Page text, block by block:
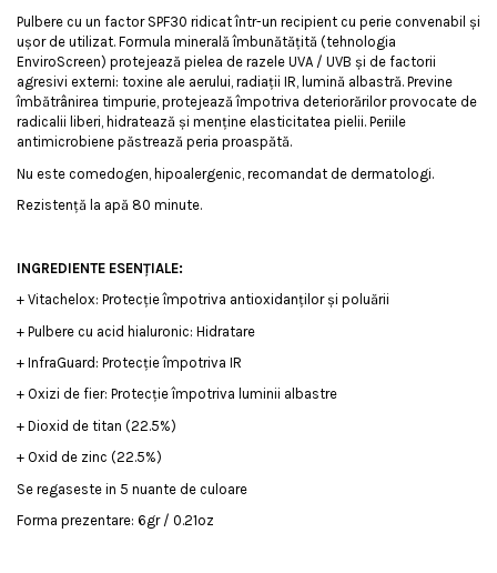
Pulbere cu un factor SPF30 ridicat într-un recipient cu perie convenabil și
ușor de utilizat. Formula minerală îmbunătățită (tehnologia
EnviroScreen) protejează pielea de razele UVA / UVB și de factorii
agresivi externi: toxine ale aerului, radiații IR, lumină albastră. Previne
îmbătrânirea timpurie, protejează împotriva deteriorărilor provocate de
radicalii liberi, hidratează și menține elasticitatea pielii. Periile
antimicrobiene păstrează peria proaspătă.
Nu este comedogen, hipoalergenic, recomandat de dermatologi.
Rezistență la apă 80 minute.
INGREDIENTE ESENȚIALE:
+ Vitachelox: Protecție împotriva antioxidanților și poluării
+ Pulbere cu acid hialuronic: Hidratare
+ InfraGuard: Protecție împotriva IR
+ Oxizi de fier: Protecție împotriva luminii albastre
+ Dioxid de titan (22.5%)
+ Oxid de zinc (22.5%)
Se regaseste in 5 nuante de culoare
Forma prezentare: 6gr / 0.21oz